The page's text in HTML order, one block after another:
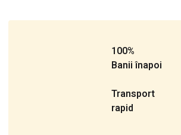
100%
Banii înapoi
Transport
rapid